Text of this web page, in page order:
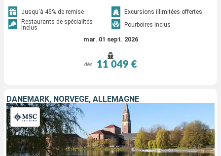
Jusqu'à 45% de remise
Excursions illimitées offertes
Restaurants de spécialités
inclus
Pourboires Inclus
mar. 01 sept. 2026
dès 11 049 €
DANEMARK, NORVÈGE, ALLEMAGNE